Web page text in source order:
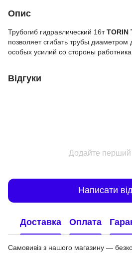
Опис
Трубогиб гидравлический 16тTORIN
позволяет сгибать трубы
особых усилий со стороны работника.
Відгуки
Додайте перший
Написати
Доставка Оплата
Самовивіз з нашого магазину —